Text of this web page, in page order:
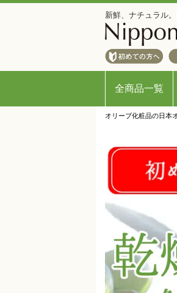
新鮮、ナチュラル
全商品一覧
オリーブ化粧品の日本